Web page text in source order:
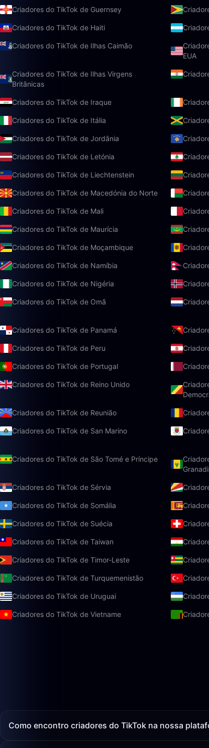
Criadores do TikTok de Guernsey
Criadores do TikTok de Haiti
Criadores do TikTok de Ilhas Caimão
EUA
Criadores do TikTok de Ilhas Virgens
Britânicas
Criadores do TikTok de Iraque
Criadores do TikTok de Itália
Criadores do TikTok de Jordânia
Criadores do TikTok de Letónia
Criadores do TikTok de Liechtenstein
Criadores do TikTok de Macedónia do Norte
Criadores do TikTok de Mali
Criadores do TikTok de Maurícia
Criadores do TikTok de Moçambique
Criadores do TikTok de Namíbia
Criadores do TikTok de Nigéria
Criadores do TikTok de Omã
Criadores do TikTok de Panamá
Criadores do TikTok de Peru
Criadores do TikTok de Portugal
Criadores do TikTok de Reino Unido
Criadores do TikTok de Reunião
Criadores do TikTok de San Marino
Criadores do TikTok de São Tomé e Príncipe
Criadores do TikTok de Sérvia
Criadores do TikTok de Somália
Criadores do TikTok de Suécia
Criadores do TikTok de Taiwan
Criadores do TikTok de Timor-Leste
Criadores do TikTok de Turquemenistão
Criadores do TikTok de Uruguai
Criadores do TikTok de Vietname
Como encontro criadores do TikTok na nossa